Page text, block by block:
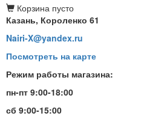
Корзина пусто
Казань, Короленко 61
Nairi-X@yandex.ru
Посмотреть на карте
Режим работы магазина:
пн-пт 9:00-18:00
сб 9:00-15:00